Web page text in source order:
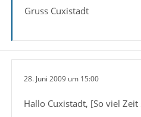
Gruss Cuxistadt
28. Juni 2009 um 15:00
Hallo Cuxistadt, [So viel